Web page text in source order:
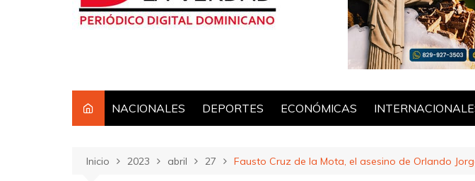
NACIONALES DEPORTES ECONÓMICAS
Inicio 2023 abril 27 Fausto Cruz de la Mota, el asesino de Orlando